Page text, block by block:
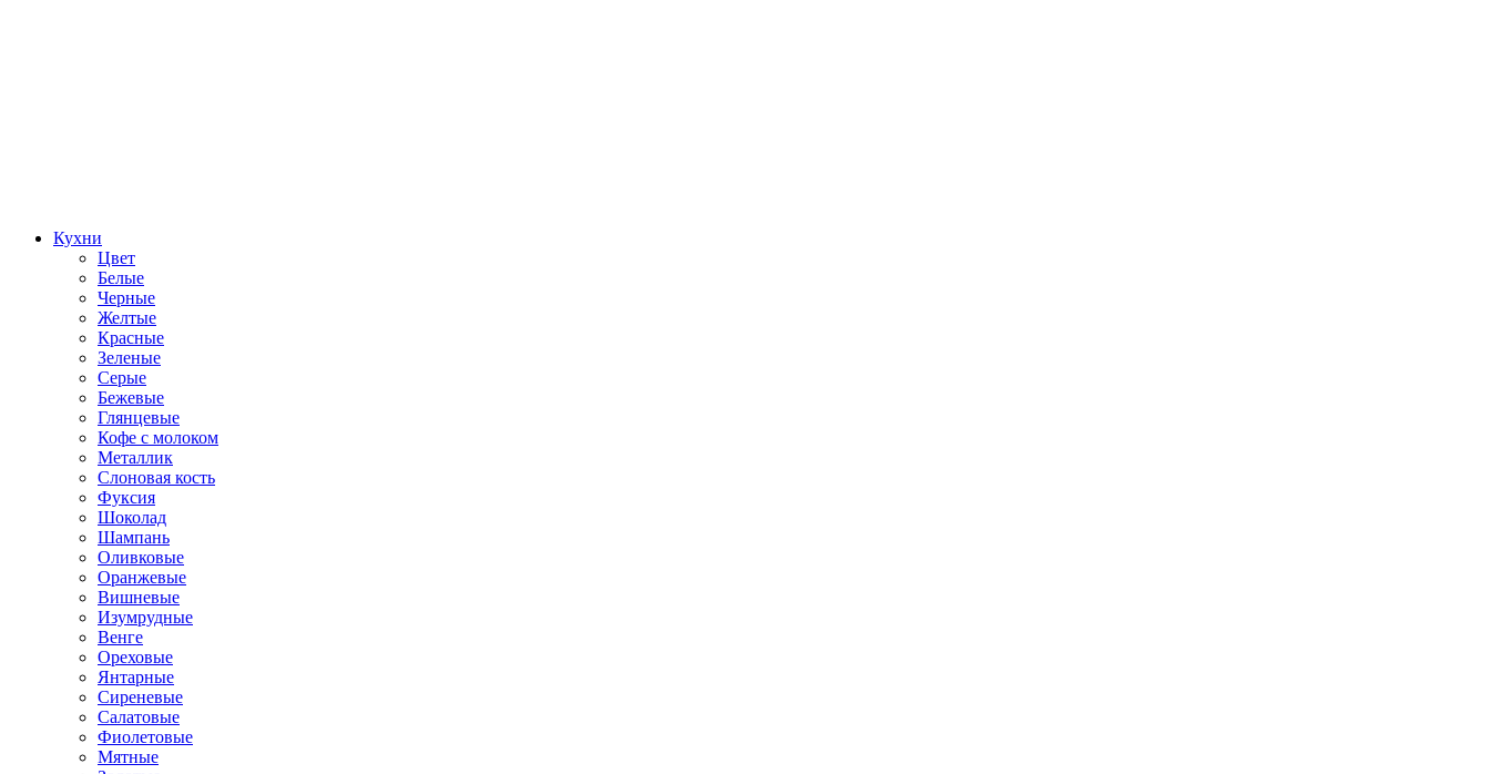
Кухни
Цвет
Белые
Черные
Желтые
Красные
Зеленые
Серые
Бежевые
Глянцевые
Кофе с молоком
Металлик
Слоновая кость
Фуксия
Шоколад
Шампань
Оливковые
Оранжевые
Вишневые
Изумрудные
Венге
Ореховые
Янтарные
Сиреневые
Салатовые
Фиолетовые
Мятные